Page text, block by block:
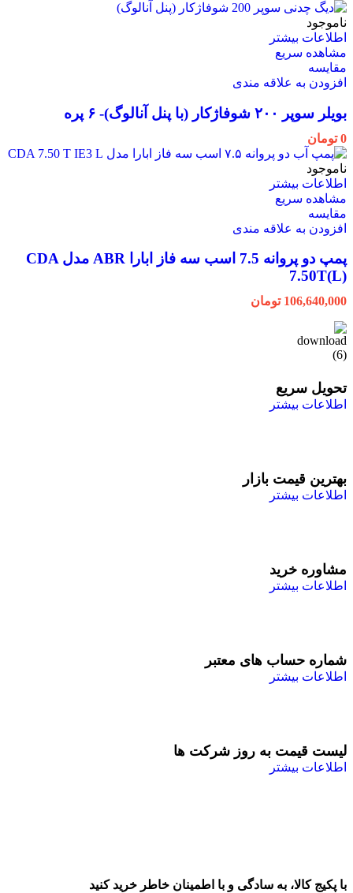
ناموجود
اطلاعات بیشتر
مشاهده سریع
مقایسه
افزودن به علاقه مندی
بویلر سوپر ۲۰۰ شوفاژکار (با پنل آنالوگ)- ۶ پره
0 تومان
ناموجود
اطلاعات بیشتر
مشاهده سریع
مقایسه
افزودن به علاقه مندی
پمپ دو پروانه 7.5 اسب سه فاز ابارا ABR مدل CDA
7.50T(L)
106,640,000 تومان
تحویل سریع
اطلاعات بیشتر
بهترین قیمت بازار
اطلاعات بیشتر
مشاوره خرید
اطلاعات بیشتر
شماره حساب های معتبر
اطلاعات بیشتر
لیست قیمت به روز شرکت ها
اطلاعات بیشتر
با پکیج کالا، به سادگی و با اطمینان خاطر خرید کنید